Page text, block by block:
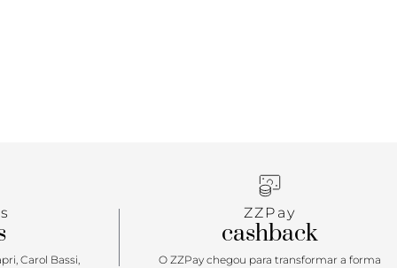
Carol Bassi,
ZZPay
cashback
O ZZPay chegou para transformar a forma